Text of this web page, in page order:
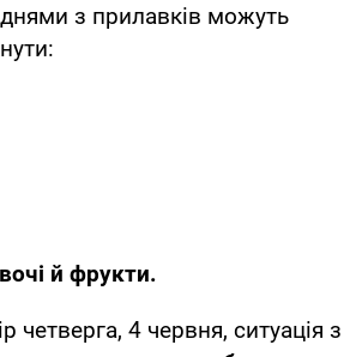
з прилавків можуть
й фрукти.
четверга, 4 червня, ситуація з